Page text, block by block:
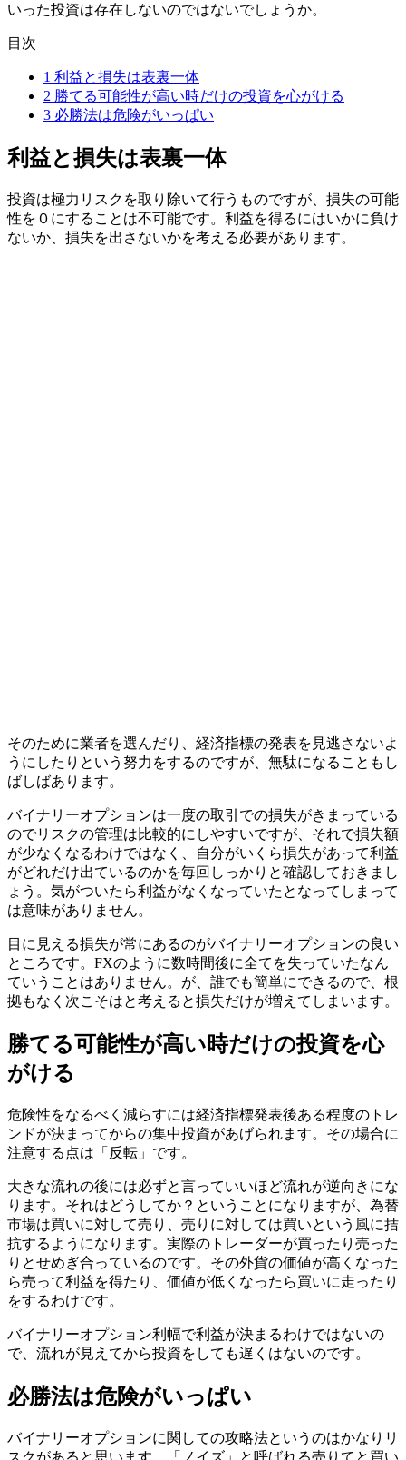
いった投資は存在しないのではないでしょうか。
目次
1 利益と損失は表裏一体
2 勝てる可能性が高い時だけの投資を心がける
3 必勝法は危険がいっぱい
利益と損失は表裏一体
投資は極力リスクを取り除いて行うものですが、損失の可能
性を０にすることは不可能です。利益を得るにはいかに負け
ないか、損失を出さないかを考える必要があります。
そのために業者を選んだり、経済指標の発表を見逃さないよ
うにしたりという努力をするのですが、無駄になることもし
ばしばあります。
バイナリーオプションは一度の取引での損失がきまっている
のでリスクの管理は比較的にしやすいですが、それで損失額
が少なくなるわけではなく、
自分がいくら損失があって利益
がどれだけ出ているのかを毎回しっかりと確認しておきまし
ょう。気がついたら利益がなくなっていたとなってしまって
は意味がありません。
目に見える損失が常にあるのがバイナリーオプションの良い
ところです。FXのように数時間後に全てを失っていたなん
ていうことはありません。が、誰でも簡単にできるので、根
拠もなく次こそはと考えると損失だけが増えてしまいます。
勝てる可能性が高い時だけの投資を心
がける
危険性をなるべく減らすには経済指標発表後ある程度のトレ
ンドが決まってからの集中投資があげられます。その場合に
注意する点は「反転」です。
大きな流れの後には必ずと言っていいほど流れが逆向きにな
ります。それはどうしてか？ということになりますが、為替
市場は買いに対して売り、売りに対しては買いという風に拮
抗するようになります。実際のトレーダーが買ったり売った
りとせめぎ合っているのです。その外貨の価値が高くなった
ら売って利益を得たり、価値が低くなったら買いに走ったり
をするわけです。
バイナリーオプション利幅で利益が決まるわけではないの
で、流れが見えてから投資をしても遅くはないのです。
必勝法は危険がいっぱい
バイナリーオプションに関しての攻略法というのはかなりリ
スクがあると思います。「ノイズ」と呼ばれる売りてと買い